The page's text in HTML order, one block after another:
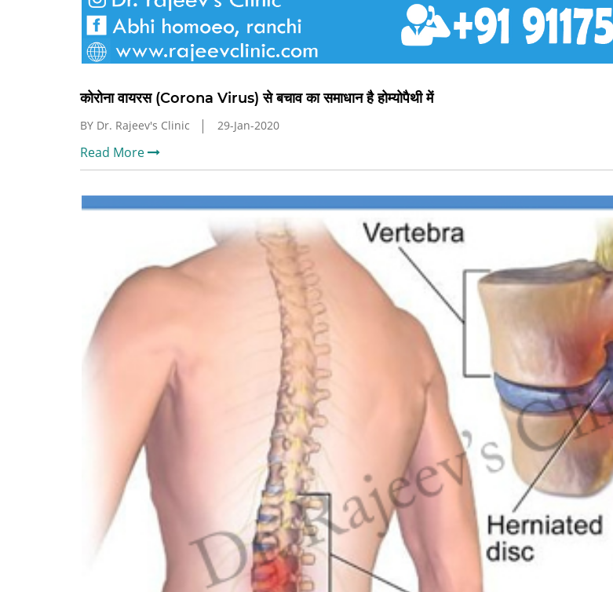
कोरोना वायरस (Corona Virus) से बचाव का समाधान है होम्योपैथी में
BY Dr. Rajeev's Clinic 29-Jan-2020
Read More